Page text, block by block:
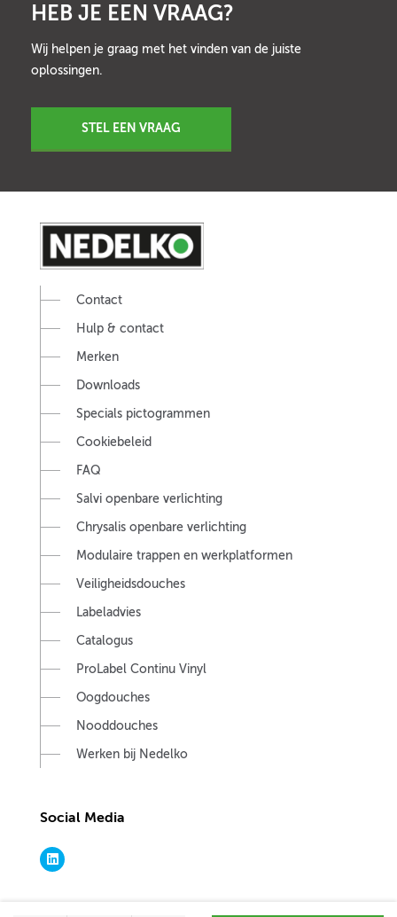
HEB JE EEN VRAAG?
Wij helpen je graag met het vinden van de juiste
oplossingen.
STEL EEN VRAAG
Contact
Hulp & contact
Merken
Downloads
Specials pictogrammen
Cookiebeleid
FAQ
Salvi openbare verlichting
Chrysalis openbare verlichting
Modulaire trappen en werkplatformen
Veiligheidsdouches
Labeladvies
Catalogus
ProLabel Continu Vinyl
Oogdouches
Nooddouches
Werken bij Nedelko
Social Media